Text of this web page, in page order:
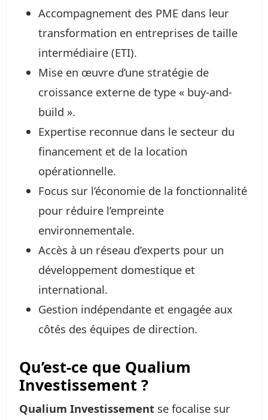
Accompagnement des PME dans leur
transformation en entreprises de taille
intermédiaire (ETI).
Mise en œuvre d’une stratégie de
croissance externe de type « buy-and-
build ».
Expertise reconnue dans le secteur du
financement et de la location
opérationnelle.
Focus sur l’économie de la fonctionnalité
pour réduire l’empreinte
environnementale.
Accès à un réseau d’experts pour un
développement domestique et
international.
Gestion indépendante et engagée aux
côtés des équipes de direction.
Qu’est-ce que Qualium
Investissement ?
Qualium Investissement se focalise sur